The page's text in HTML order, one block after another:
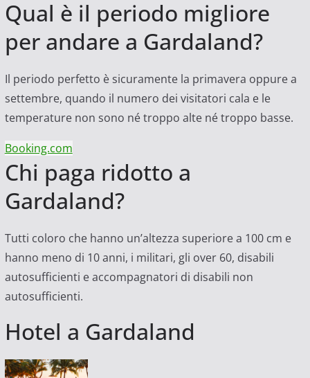
Qual è il periodo migliore
per andare a Gardaland?
Il periodo perfetto è sicuramente la primavera oppure a
settembre, quando il numero dei visitatori cala e le
temperature non sono né troppo alte né troppo basse.
Booking.com
Chi paga ridotto a
Gardaland?
Tutti coloro che hanno un’altezza superiore a 100 cm e
hanno meno di 10 anni, i militari, gli over 60, disabili
autosufficienti e accompagnatori di disabili non
autosufficienti.
Hotel a Gardaland